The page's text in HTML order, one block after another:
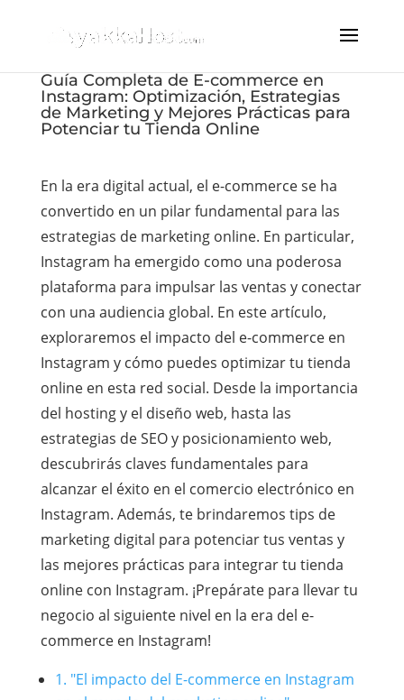
Guía Completa de E-commerce en
Instagram: Optimización, Estrategias
de Marketing y Mejores Prácticas para
Potenciar tu Tienda Online
En la era digital actual, el e-commerce se ha
convertido en un pilar fundamental para las
estrategias de marketing online. En particular,
Instagram ha emergido como una poderosa
plataforma para impulsar las ventas y conectar
con una audiencia global. En este artículo,
exploraremos el impacto del e-commerce en
Instagram y cómo puedes optimizar tu tienda
online en esta red social. Desde la importancia
del hosting y el diseño web, hasta las
estrategias de SEO y posicionamiento web,
descubrirás claves fundamentales para
alcanzar el éxito en el comercio electrónico en
Instagram. Además, te brindaremos tips de
marketing digital para potenciar tus ventas y
las mejores prácticas para integrar tu tienda
online con Instagram. ¡Prepárate para llevar tu
negocio al siguiente nivel en la era del e-
commerce en Instagram!
1. "El impacto del E-commerce en Instagram